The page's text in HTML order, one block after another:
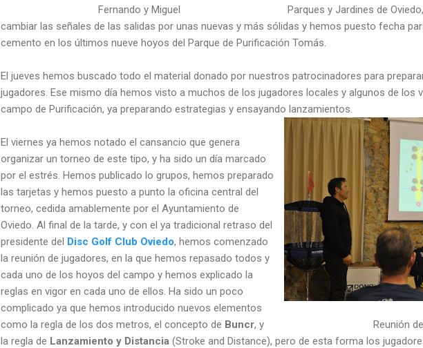
Fernando y Miguel
Parques y Jardines de
cambiar las señales de las salidas por unas nuevas y más sólidas y hemos puesto fecha
cemento en los últimos nueve hoyos del Parque de Purificación Tomás.
El jueves hemos buscado todo el material donado por nuestros patrocinadores para
jugadores. Ese mismo día hemos visto a muchos de los jugadores locales y algunos de los
campo de Purificación, ya preparando estrategias y ensayando lanzamientos.
Reunión
El viernes ya hemos notado el cansancio que genera
organizar un torneo de este tipo, y ha sido un día marcado
por el estrés. Hemos publicado lo grupos, hemos preparado
las tarjetas y hemos puesto a punto la oficina central del
torneo, cedida amablemente por el Ayuntamiento de
Oviedo. Al final de la tarde, y con el ya tradicional retraso del
presidente del Disc Golf Club Oviedo, hemos comenzado
la reunión de jugadores, en la que hemos repasado todos y
cada uno de los hoyos del campo y hemos explicado la
reglas en vigor en cada uno de ellos. Ha sido un poco
complicado ya que hemos introducido nuevos elementos
como la regla de los dos metros, el concepto de Buncr, y
la regla de Lanzamiento y Distancia (Stroke and Distance), pero de esta forma los